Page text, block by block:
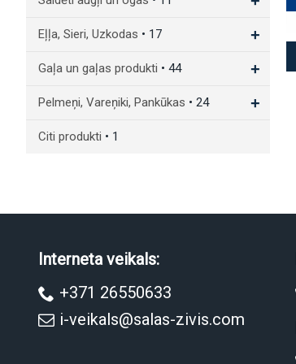
Eļļa, Sieri, Uzkodas • 17 +
Gaļa un gaļas produkti • 44 +
Pelmeņi, Vareņiki, Pankūkas • 24 +
Citi produkti • 1
Interneta veikals:
+371 26550633
i-veikals@salas-zivis.com